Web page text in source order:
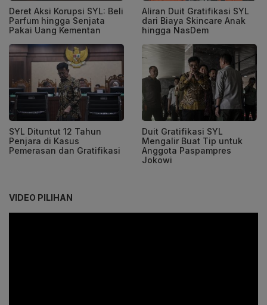
Deret Aksi Korupsi SYL: Beli
Parfum hingga Senjata
Pakai Uang Kementan
Aliran Duit Gratifikasi SYL
dari Biaya Skincare Anak
hingga NasDem
SYL Dituntut 12 Tahun
Penjara di Kasus
Pemerasan dan Gratifikasi
Duit Gratifikasi SYL
Mengalir Buat Tip untuk
Anggota Paspampres
Jokowi
VIDEO PILIHAN